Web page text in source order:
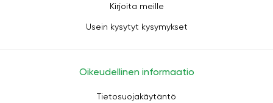
Kirjoita meille
Usein kysytyt kysymykset
Oikeudellinen informaatio
Tietosuojakäytäntö